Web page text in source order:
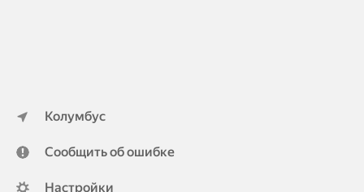
Колумбус
Сообщить об ошибке
Настройки